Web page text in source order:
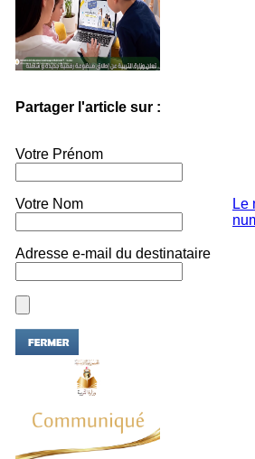
Partager l'article sur :
Votre Prénom
Votre Nom
Adresse e-mail du destinataire
Le